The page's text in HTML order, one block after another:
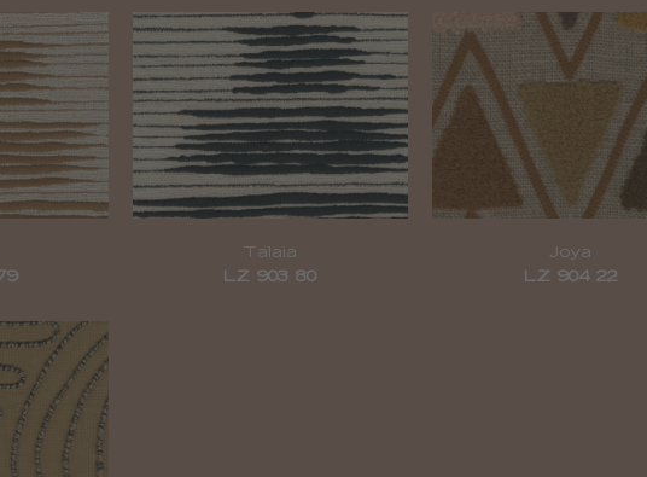
Talaia
LZ 903 80
Joya
LZ 904 22